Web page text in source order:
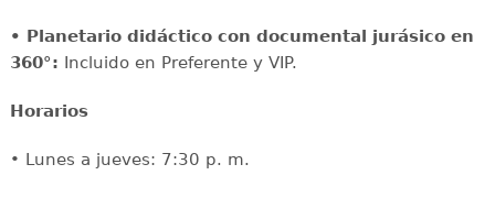
• Planetario didáctico con documental jurásico en
360°: Incluido en Preferente y VIP.
Horarios
• Lunes a jueves: 7:30 p. m.